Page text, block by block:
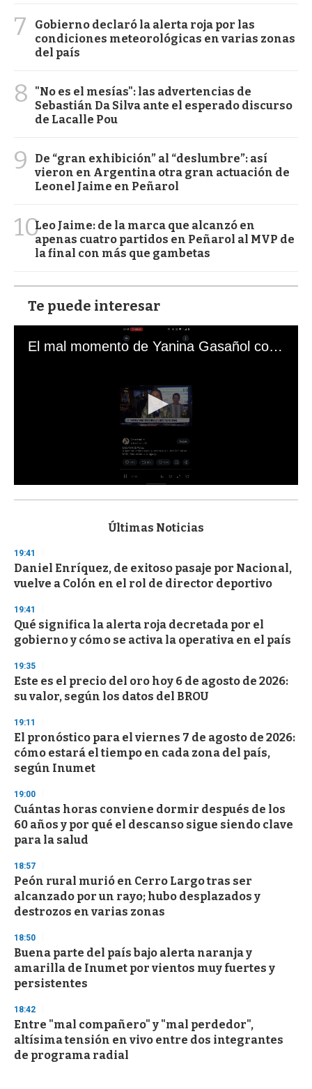
7
Gobierno declaró la alerta roja por las
condiciones meteorológicas en varias zonas
del país
8
"No es el mesías": las advertencias de
Sebastián Da Silva ante el esperado discurso
de Lacalle Pou
9
De “gran exhibición” al “deslumbre”: así
vieron en Argentina otra gran actuación de
Leonel Jaime en Peñarol
10Leo Jaime: de la marca que alcanzó en
apenas cuatro partidos en Peñarol al MVP de
la final con más que gambetas
Te puede interesar
El mal momento de Yanina Gasañol con un hincha argentino en "Subrayado"
s
d
s
o
f
3
s
c
n
d
Últimas Noticias
19:41
Daniel Enríquez, de exitoso pasaje por Nacional,
vuelve a Colón en el rol de director deportivo
19:41
Qué significa la alerta roja decretada por el
gobierno y cómo se activa la operativa en el país
19:35
Este es el precio del oro hoy 6 de agosto de 2026:
su valor, según los datos del BROU
19:11
El pronóstico para el viernes 7 de agosto de 2026:
cómo estará el tiempo en cada zona del país,
según Inumet
19:00
Cuántas horas conviene dormir después de los
60 años y por qué el descanso sigue siendo clave
para la salud
18:57
Peón rural murió en Cerro Largo tras ser
alcanzado por un rayo; hubo desplazados y
destrozos en varias zonas
18:50
Buena parte del país bajo alerta naranja y
amarilla de Inumet por vientos muy fuertes y
persistentes
18:42
Entre "mal compañero" y "mal perdedor",
altísima tensión en vivo entre dos integrantes
de programa radial